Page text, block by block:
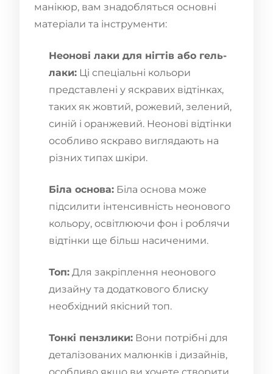
манікюр, вам знадобляться основні
матеріали та інструменти:
Неонові лаки для нігтів або гель-
лаки: Ці спеціальні кольори
представлені у яскравих відтінках,
таких як жовтий, рожевий, зелений,
синій і оранжевий. Неонові відтінки
особливо яскраво виглядають на
різних типах шкіри.
Біла основа: Біла основа може
підсилити інтенсивність неонового
кольору, освітлюючи фон і роблячи
відтінки ще більш насиченими.
Топ: Для закріплення неонового
дизайну та додаткового блиску
необхідний якісний топ.
Тонкі пензлики: Вони потрібні для
деталізованих малюнків і дизайнів,
особливо якщо ви хочете створити